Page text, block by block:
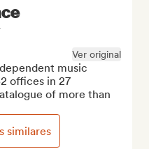
Ver original
music
offices in 27
of more than
similares